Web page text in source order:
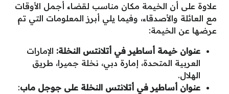
علاوة على أن الخيمة مكان مناسب لقضاء أجمل الأوقات
مع العائلة والأصدقاء، وفيما يلي أبرز المعلومات التي تم
عرضها عن الخيمة:
عنوان خيمة أساطير في أتلانتس النخلة: الإمارات
العربية المتحدة، إمارة دبي، نخلة جميرا، طريق
الهلال.
عنوان أساطير في أتلانتس النخلة على جوجل ماب: